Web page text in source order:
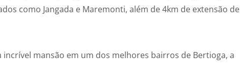
como Jangada e Maremonti, além de 4km de extensão de
incrível mansão em um dos melhores bairros de Bertioga, a